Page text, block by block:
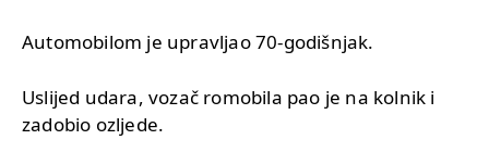
Automobilom je upravljao 70-godišnjak.
Uslijed udara, vozač romobila pao je na kolnik i
zadobio ozljede.